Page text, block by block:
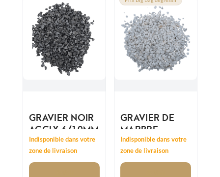
GRAVIER NOIR
AGGLY 6/10MM
Indisponible dans votre
zone de livraison
GRAVIER DE
MARBRE
CRISTAL
CONCASSÉ
8/12MM
Indisponible dans votre
zone de livraison